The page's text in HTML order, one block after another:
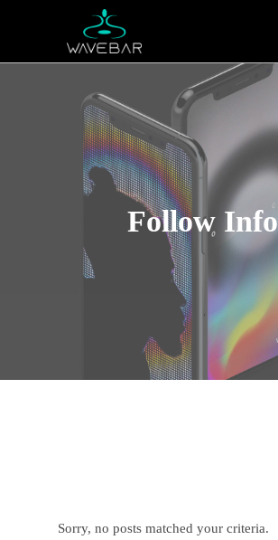
Follow Info
Sorry, no posts matched your criteria.